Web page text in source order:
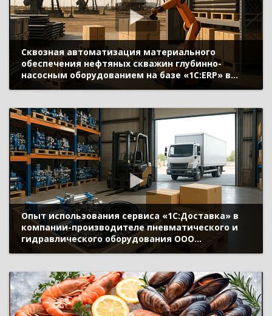
Сквозная автоматизация материального
обеспечения нефтяных скважин глубинно-
насосным оборудованием на базе «1С:ERP» в
ПАО «Татнефть» (Бизнес-форум 1С:ERP онлайн 17
Добыча»)
Опыт использования сервиса «1С:Доставка» в
компании-производителе пневматического и
гидравлического оборудования ООО
«Пневмакс» (Бизнес-форум 1С:ERP онлайн 17
«Пневмакс»)